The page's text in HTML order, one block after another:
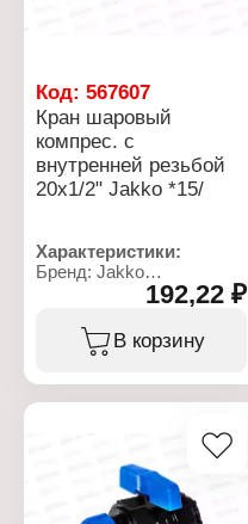
Код: 567607
Кран шаровый
компрес. с
внутренней резьбой
20x1/2" Jakko *15/
Характеристики:
Бренд: Jakko
Артикул: 704019701T
Тип: компрессионный
Вид: шаровый
Материал: полиэтилен
Тип вентиля: ручка
Вид ручки: прямая
192,22 ₽
В корзину